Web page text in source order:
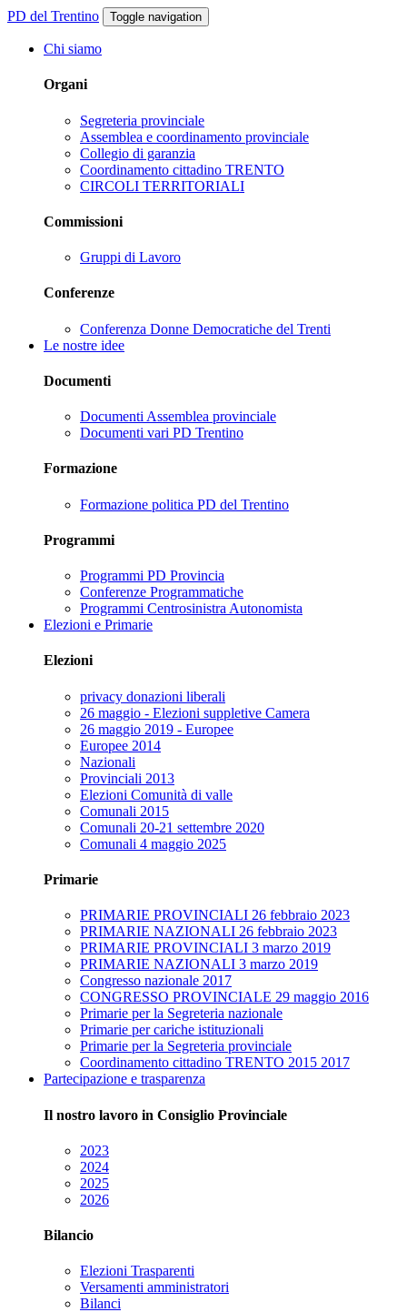
PD del Trentino Toggle navigation
Chi siamo
Organi
Segreteria provinciale
Assemblea e coordinamento provinciale
Collegio di garanzia
Coordinamento cittadino TRENTO
CIRCOLI TERRITORIALI
Commissioni
Gruppi di Lavoro
Conferenze
Conferenza Donne Democratiche del Trenti
Le nostre idee
Documenti
Documenti Assemblea provinciale
Documenti vari PD Trentino
Formazione
Formazione politica PD del Trentino
Programmi
Programmi PD Provincia
Conferenze Programmatiche
Programmi Centrosinistra Autonomista
Elezioni e Primarie
Elezioni
privacy donazioni liberali
26 maggio - Elezioni suppletive Camera
26 maggio 2019 - Europee
Europee 2014
Nazionali
Provinciali 2013
Elezioni Comunità di valle
Comunali 2015
Comunali 20-21 settembre 2020
Comunali 4 maggio 2025
Primarie
PRIMARIE PROVINCIALI 26 febbraio 2023
PRIMARIE NAZIONALI 26 febbraio 2023
PRIMARIE PROVINCIALI 3 marzo 2019
PRIMARIE NAZIONALI 3 marzo 2019
Congresso nazionale 2017
CONGRESSO PROVINCIALE 29 maggio 2016
Primarie per la Segreteria nazionale
Primarie per cariche istituzionali
Primarie per la Segreteria provinciale
Coordinamento cittadino TRENTO 2015 2017
Partecipazione e trasparenza
Il nostro lavoro in Consiglio Provinciale
2023
2024
2025
2026
Bilancio
Elezioni Trasparenti
Versamenti amministratori
Bilanci